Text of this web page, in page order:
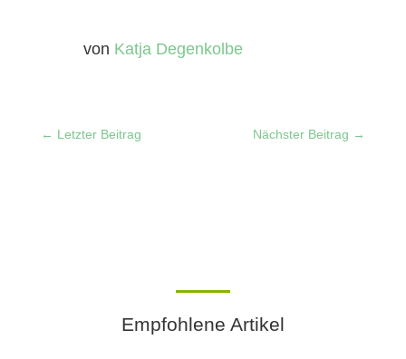
von Katja Degenkolbe
← Letzter Beitrag Nächster Beitrag →
Empfohlene Artikel